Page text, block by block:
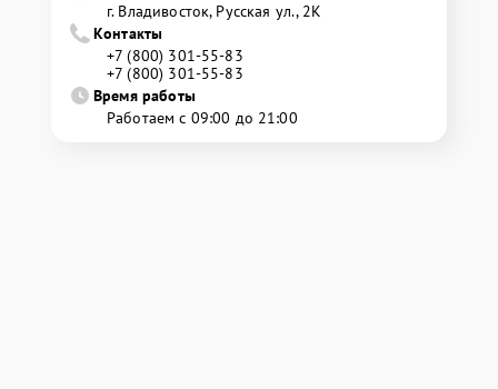
г. Владивосток, Русская ул., 2К
Контакты
+7 (800) 301-55-83
+7 (800) 301-55-83
Время работы
Работаем с 09:00 до 21:00